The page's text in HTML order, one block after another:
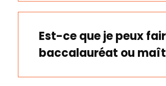
Est-ce que je peux
baccalauréat ou